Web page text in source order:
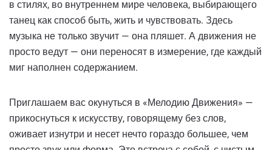
в стилях, во внутреннем мире человека, выбирающего
танец как способ быть, жить и чувствовать. Здесь
музыка не только звучит — она пляшет. А движения не
просто ведут — они переносят в измерение, где каждый
миг наполнен содержанием.
Приглашаем вас окунуться в «Мелодию Движения» —
прикоснуться к искусству, говорящему без слов,
оживает изнутри и несет нечто гораздо большее, чем